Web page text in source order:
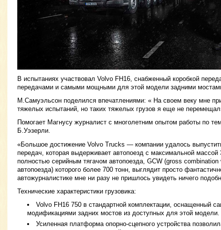
В испытаниях участвовал Volvo FH16, снабженный коробкой
передачами и самыми мощными для этой модели задними
М.Самуэльсон поделился впечатлениями: « На своем веку мне
тяжелых испытаний, но таких тяжелых грузов я еще не
Помогает Магнусу журналист с многолетним опытом работы по
Б.Уэзерли.
«Большое достижение Volvo Trucks — компании удалось
передач, которая выдерживает автопоезд с максимальной массой
полностью серийным тягачом автопоезда, GCW (gross
автопоезда) которого более 700 тонн, выглядит просто
автожурналистике мне ни разу не пришлось увидеть ничего
Технические характеристики грузовика:
Volvo FH16 750 в стандартной комплектации, оснащенный
модификациями задних мостов из доступных для этой модели.
Усиленная платформа опорно-сцепного устройства